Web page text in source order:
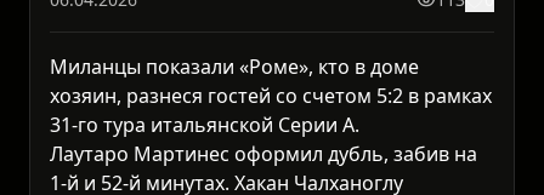
Миланцы показали «Роме», кто в доме
хозяин, разнеся гостей со счетом 5:2 в рамках
31-го тура итальянской Серии А.
Лаутаро Мартинес оформил дубль, забив на
1-й и 52-й минутах. Хакан Чалханоглу